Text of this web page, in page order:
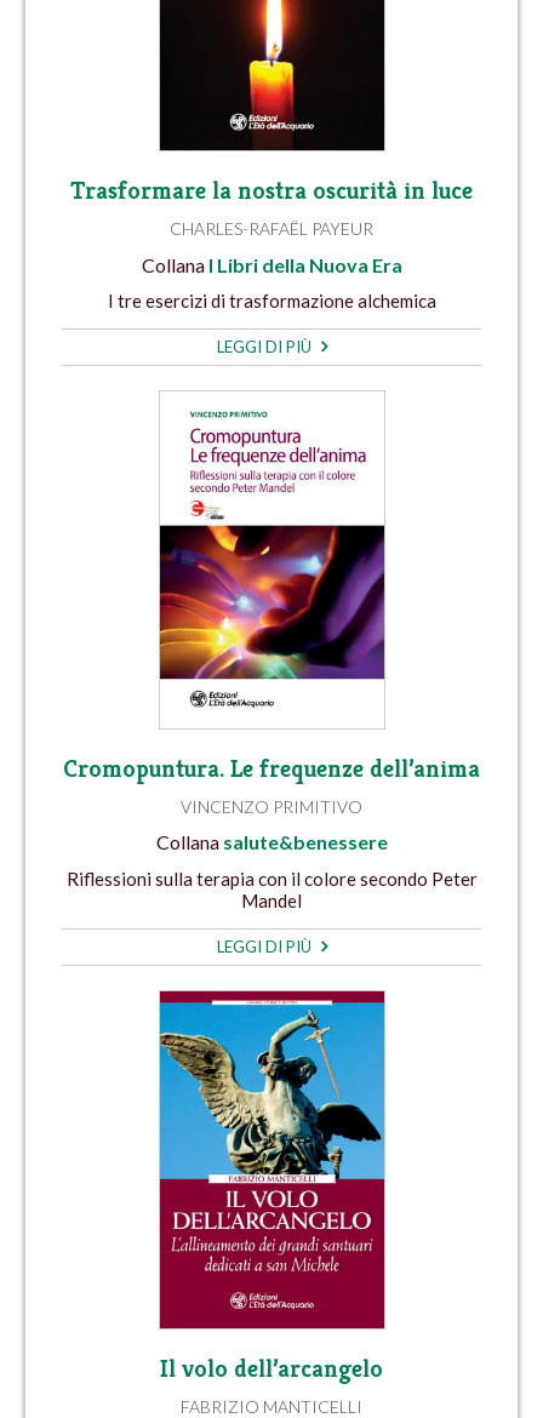
Trasformare la nostra oscurità in luce
CHARLES-RAFAËL PAYEUR
Collana I Libri della Nuova Era
I tre esercizi di trasformazione alchemica
LEGGI DI PIÙ
Cromopuntura. Le frequenze dell’anima
VINCENZO PRIMITIVO
Collana salute&benessere
Riflessioni sulla terapia con il colore secondo Peter
Mandel
LEGGI DI PIÙ
Il volo dell’arcangelo
FABRIZIO MANTICELLI